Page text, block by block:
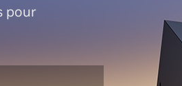
pour